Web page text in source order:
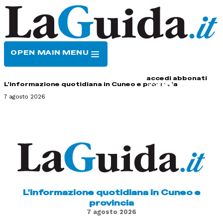
OPEN MAIN MENU
accedi abbonati
L'informazione quotidiana in Cuneo e provincia
7 agosto 2026
L'informazione quotidiana in Cuneo e
provincia
7 agosto 2026